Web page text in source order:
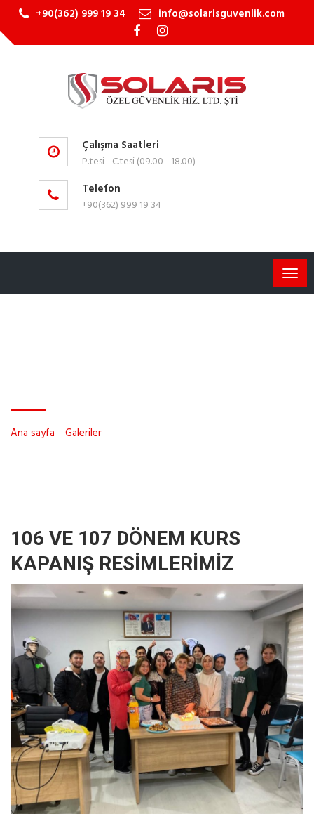
+90(362) 999 19 34 info@solarisguvenlik.com
Çalışma Saatleri
P.tesi - C.tesi (09.00 - 18.00)
Telefon
+90(362) 999 19 34
Ana sayfa Galeriler
106 VE 107 DÖNEM KURS
KAPANIŞ RESİMLERİMİZ